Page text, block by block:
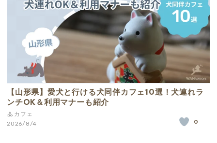
【山形県】愛犬と行ける犬同伴カフェ10選！犬連れラ
ンチOK＆利用マナーも紹介
カフェ
2026/8/4 0